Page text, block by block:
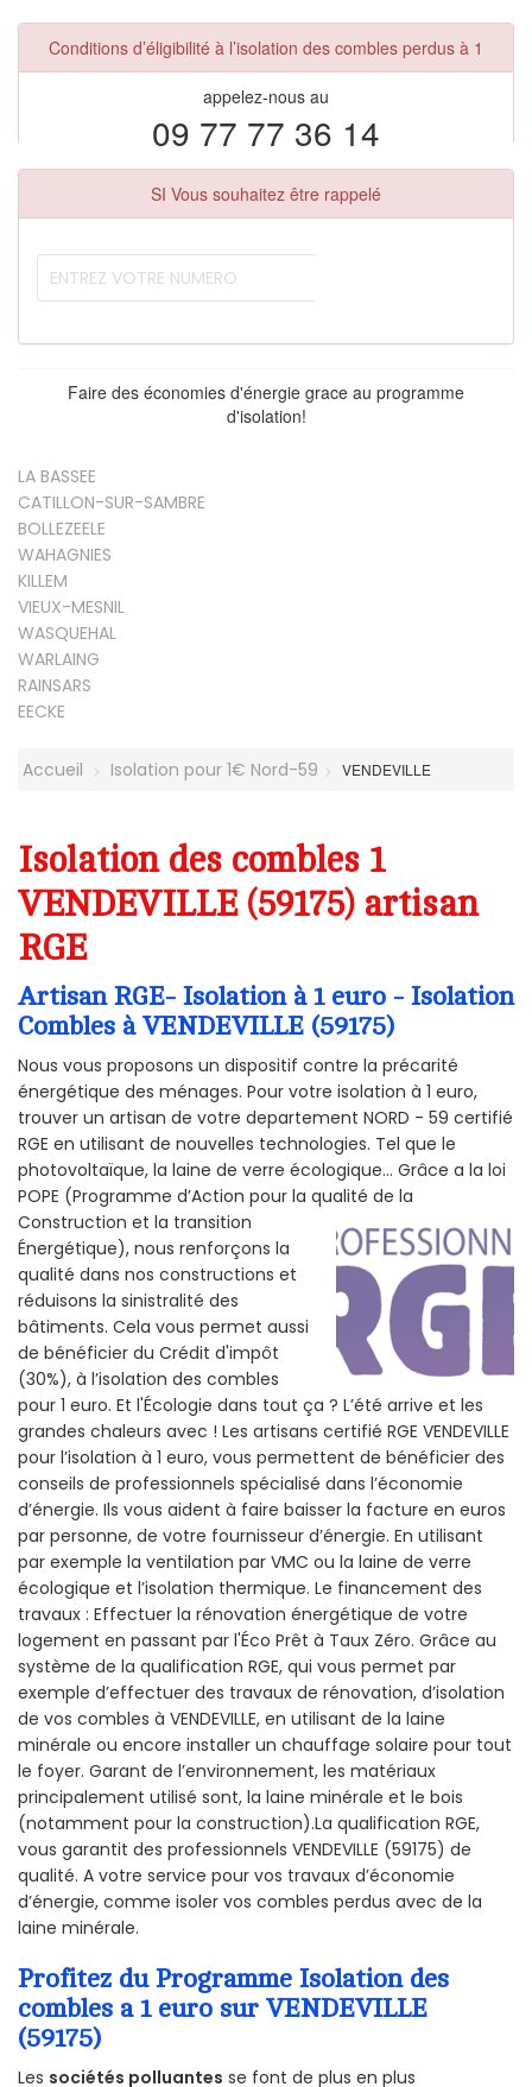
Conditions d’éligibilité à l’isolation des combles perdus à 1
appelez-nous au
09 77 77 36 14
SI Vous souhaitez être rappelé
Faire des économies d'énergie grace au programme
d'isolation!
LA BASSEE
CATILLON-SUR-SAMBRE
BOLLEZEELE
WAHAGNIES
KILLEM
VIEUX-MESNIL
WASQUEHAL
WARLAING
RAINSARS
EECKE
Accueil Isolation pour 1€ Nord-59 VENDEVILLE
Isolation des combles 1
VENDEVILLE (59175) artisan
RGE
Artisan RGE- Isolation à 1 euro - Isolation
Combles à VENDEVILLE (59175)
Nous vous proposons un dispositif contre la précarité
énergétique des ménages. Pour votre isolation à 1 euro,
trouver un artisan de votre departement NORD - 59 certifié
RGE en utilisant de nouvelles technologies. Tel que le
photovoltaïque, la laine de verre écologique... Grâce a la loi
POPE (Programme d’Action pour la qualité de la
Construction et la transition
Énergétique), nous renforçons la
qualité dans nos constructions et
réduisons la sinistralité des
bâtiments. Cela vous permet aussi
de bénéficier du Crédit d'impôt
(30%), à l’isolation des combles
pour 1 euro. Et l'Écologie dans tout ça ? L’été arrive et les
grandes chaleurs avec ! Les artisans certifié RGE VENDEVILLE
pour l’isolation à 1 euro, vous permettent de bénéficier des
conseils de professionnels spécialisé dans l’économie
d’énergie. Ils vous aident à faire baisser la facture en euros
par personne, de votre fournisseur d’énergie. En utilisant
par exemple la ventilation par VMC ou la laine de verre
écologique et l’isolation thermique. Le financement des
travaux : Effectuer la rénovation énergétique de votre
logement en passant par l'Éco Prêt à Taux Zéro. Grâce au
système de la qualification RGE, qui vous permet par
exemple d’effectuer des travaux de rénovation, d’isolation
de vos combles à VENDEVILLE, en utilisant de la laine
minérale ou encore installer un chauffage solaire pour tout
le foyer. Garant de l’environnement, les matériaux
principalement utilisé sont, la laine minérale et le bois
(notamment pour la construction).La qualification RGE,
vous garantit des professionnels VENDEVILLE (59175) de
qualité. A votre service pour vos travaux d’économie
d’énergie, comme isoler vos combles perdus avec de la
laine minérale.
Profitez du Programme Isolation des
combles a 1 euro sur VENDEVILLE
(59175)
Les sociétés polluantes se font de plus en plus